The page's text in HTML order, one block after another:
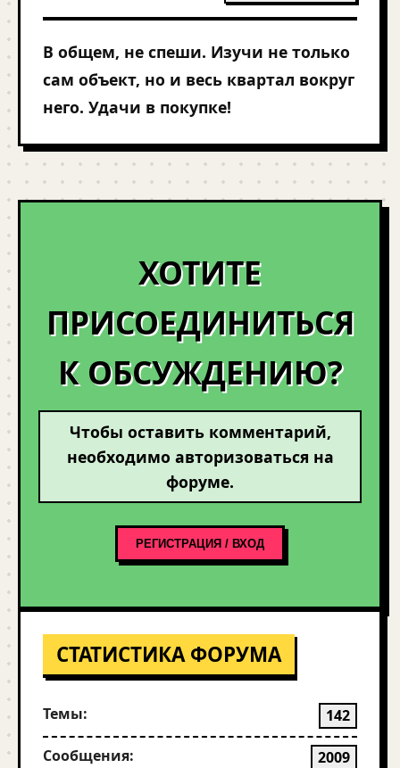
В общем, не спеши. Изучи не только
сам объект, но и весь квартал вокруг
него. Удачи в покупке!
ХОТИТЕ
ПРИСОЕДИНИТЬСЯ
К ОБСУЖДЕНИЮ?
Чтобы оставить комментарий,
необходимо авторизоваться на
форуме.
РЕГИСТРАЦИЯ / ВХОД
СТАТИСТИКА ФОРУМА
Темы: 142
Сообщения: 2009